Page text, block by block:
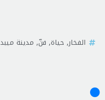
الفخار, حياة, فنّ, مدينة ميبد